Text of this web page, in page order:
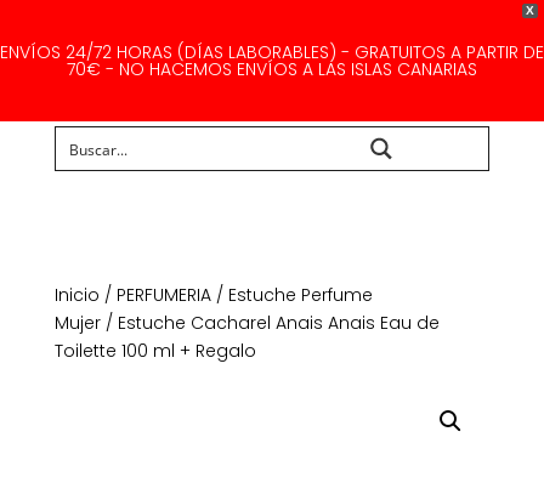
X
ENVÍOS 24/72 HORAS (DÍAS LABORABLES) - GRATUITOS A PARTIR DE
70€ - NO HACEMOS ENVÍOS A LAS ISLAS CANARIAS
Inicio / PERFUMERIA/ Estuche Perfume
Mujer/ Estuche Cacharel Anais Anais Eau de
Toilette 100 ml + Regalo